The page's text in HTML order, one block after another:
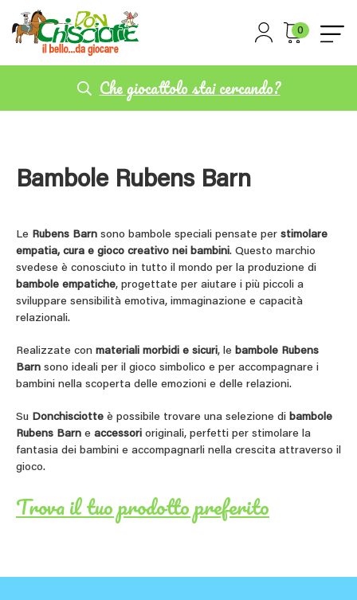
0
Che giocattolo stai cercando?
Bambole Rubens Barn
Le Rubens Barn sono bambole speciali pensate per stimolare
empatia, cura e gioco creativo nei bambini. Questo marchio
svedese è conosciuto in tutto il mondo per la produzione di
bambole empatiche, progettate per aiutare i più piccoli a
sviluppare sensibilità emotiva, immaginazione e capacità
relazionali.
Realizzate con materiali morbidi e sicuri, le bambole Rubens
Barn sono ideali per il gioco simbolico e per accompagnare i
bambini nella scoperta delle emozioni e delle relazioni.
Su Donchisciotte è possibile trovare una selezione di bambole
Rubens Barn e accessori originali, perfetti per stimolare la
fantasia dei bambini e accompagnarli nella crescita attraverso il
gioco.
Trova il tuo prodotto preferito